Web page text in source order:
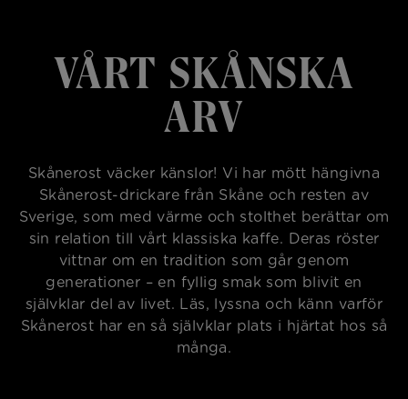
VÅRT SKÅNSKA
ARV
Skånerost väcker känslor! Vi har mött hängivna
Skånerost-drickare från Skåne och resten av
Sverige, som med värme och stolthet berättar om
sin relation till vårt klassiska kaffe. Deras röster
vittnar om en tradition som går genom
generationer – en fyllig smak som blivit en
självklar del av livet. Läs, lyssna och känn varför
Skånerost har en så självklar plats i hjärtat hos så
många.